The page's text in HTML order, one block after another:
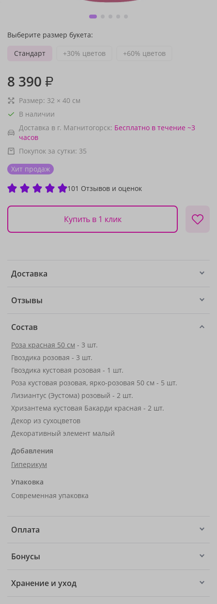
Выберите размер букета:
Стандарт
+30% цветов +60% цветов
8 390 ₽
Размер: 32 × 40 см
В наличии
Доставка в г. Магнитогорск: Бесплатно в течение ~3
часов
Покупок за сутки: 35
Хит продаж
101 Отзывов и оценок
Купить в 1 клик
Доставка
Отзывы
Состав
Роза красная 50 см - 3 шт.
Гвоздика розовая - 3 шт.
Гвоздика кустовая розовая - 1 шт.
Роза кустовая розовая, ярко-розовая 50 см - 5 шт.
Лизиантус (Эустома) розовый - 2 шт.
Хризантема кустовая Бакарди красная - 2 шт.
Декор из сухоцветов
Декоративный элемент малый
Добавления
Гиперикум
Упаковка
Современная упаковка
Оплата
Бонусы
Хранение и уход